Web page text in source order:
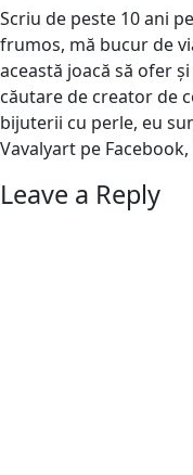
Scriu de peste 10 ani
frumos, mă bucur de
această joacă să ofer
căutare de creator de
bijuterii cu perle, eu
Vavalyart pe
Leave a Reply